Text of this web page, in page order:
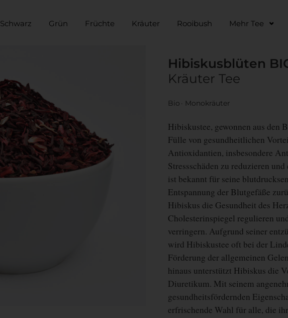
Schwarz Grün Früchte Kräuter Rooibush Mehr Tee
Hibiskusblüten
Kräuter Tee
Bio Monokräuter
Hibiskustee, gewonnen aus den
Fülle von gesundheitlichen
Antioxidantien, insbesondere
Stressschäden zu reduzieren
ist bekannt für seine
Entspannung der Blutgefäße
Hibiskus die Gesundheit des
Cholesterinspiegel regulieren
verringern. Aufgrund seiner
wird Hibiskustee oft bei der
Förderung der allgemeinen
hinaus unterstützt Hibiskus die
Diuretikum. Mit seinem
gesundheitsfördernden
erfrischende Wahl für alle, die